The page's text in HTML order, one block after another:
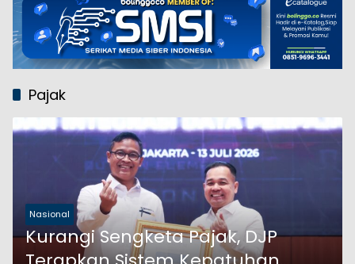
Pajak
Nasional
Kurangi Sengketa Pajak, DJP